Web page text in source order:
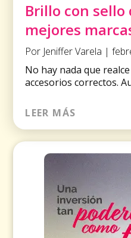
Brillo con sello
mejores
Por Jeniffer Varela |
No hay nada que
accesorios correctos.
LEER MÁS